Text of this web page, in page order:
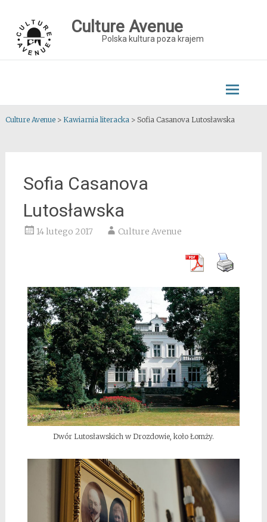
content
Culture Avenue
Polska kultura poza krajem
Culture Avenue> Kawiarnia literacka> Sofia Casanova Lutosławska
Sofia Casanova
Lutosławska
14 lutego 2017 Culture Avenue
Dwór Lutosławskich w Drozdowie, koło Łomży.